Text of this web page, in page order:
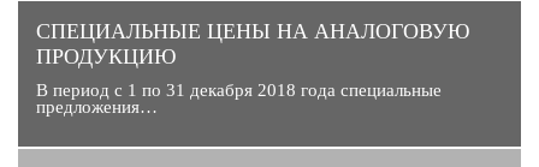
CПЕЦИАЛЬНЫЕ ЦЕНЫ НА АНАЛОГОВУЮ
ПРОДУКЦИЮ
В период с 1 по 31 декабря 2018 года специальные
предложения…